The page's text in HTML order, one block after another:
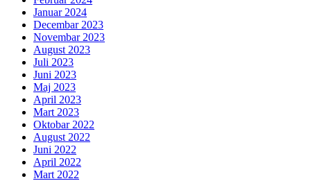
Januar 2024
Decembar 2023
Novembar 2023
August 2023
Juli 2023
Juni 2023
Maj 2023
April 2023
Mart 2023
Oktobar 2022
August 2022
Juni 2022
April 2022
Mart 2022